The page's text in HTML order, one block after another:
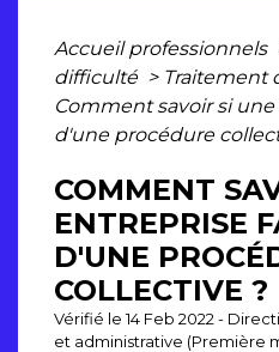
Accueil professionnels
difficulté > Traitement
Comment savoir si
d'une procédure
COMMENT
ENTREPRISE
D'UNE
COLLECTIVE ?
Vérifié le 14 Feb 2022 -
et administrative (Première